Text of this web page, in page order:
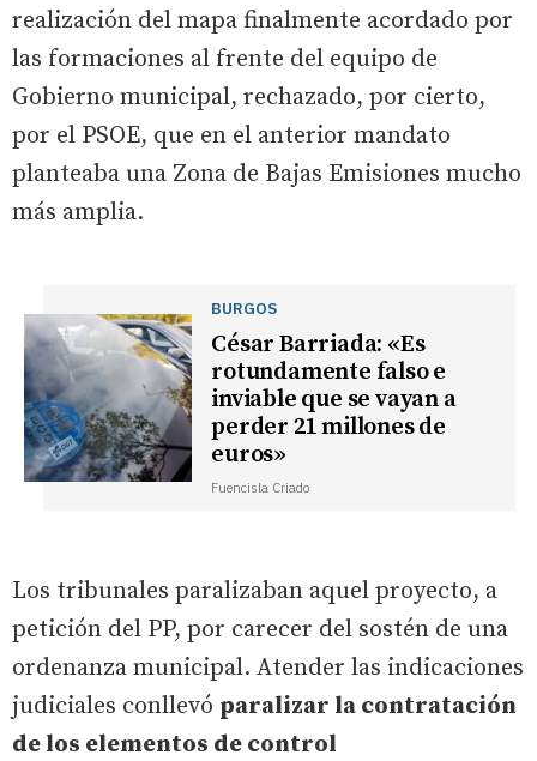
realización del mapa finalmente acordado por
las formaciones al frente del equipo de
Gobierno municipal, rechazado, por cierto,
por el PSOE, que en el anterior mandato
planteaba una Zona de Bajas Emisiones mucho
más amplia.
BURGOS
César Barriada: «Es
rotundamente falso e
inviable que se vayan a
perder 21 millones de
euros»
Fuencisla Criado
Los tribunales paralizaban aquel proyecto, a
petición del PP, por carecer del sostén de una
ordenanza municipal. Atender las indicaciones
judiciales conllevó paralizar la contratación
de los elementos de control